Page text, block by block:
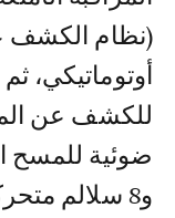
(نظام الكشف
و8 سلالم متحركة.